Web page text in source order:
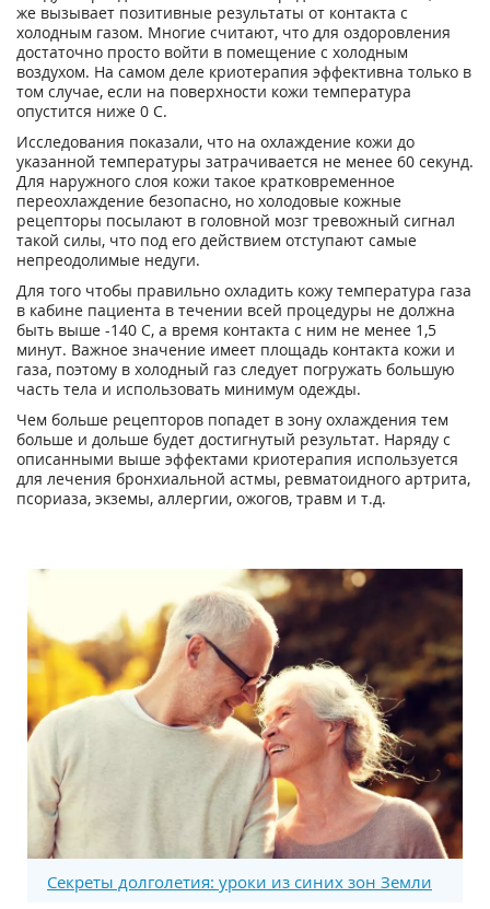
же вызывает позитивные результаты от контакта с
холодным газом. Многие считают, что для оздоровления
достаточно просто войти в помещение с холодным
воздухом. На самом деле криотерапия эффективна только в
том случае, если на поверхности кожи температура
опустится ниже 0 С.
Исследования показали, что на охлаждение кожи до
указанной температуры затрачивается не менее 60 секунд.
Для наружного слоя кожи такое кратковременное
переохлаждение безопасно, но холодовые кожные
рецепторы посылают в головной мозг тревожный сигнал
такой силы, что под его действием отступают самые
непреодолимые недуги.
Для того чтобы правильно охладить кожу температура газа
в кабине пациента в течении всей процедуры не должна
быть выше -140 С, а время контакта с ним не менее 1,5
минут. Важное значение имеет площадь контакта кожи и
газа, поэтому в холодный газ следует погружать большую
часть тела и использовать минимум одежды.
Чем больше рецепторов попадет в зону охлаждения тем
больше и дольше будет достигнутый результат. Наряду с
описанными выше эффектами криотерапия используется
для лечения бронхиальной астмы, ревматоидного артрита,
псориаза, экземы, аллергии, ожогов, травм и т.д.
Секреты долголетия: уроки из синих зон Земли